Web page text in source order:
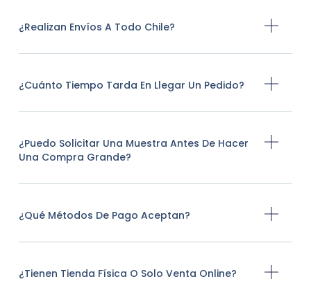
¿Realizan Envíos A Todo Chile?
¿Cuánto Tiempo Tarda En Llegar Un Pedido?
¿Puedo Solicitar Una Muestra Antes De Hacer
Una Compra Grande?
¿Qué Métodos De Pago Aceptan?
¿Tienen Tienda Física O Solo Venta Online?